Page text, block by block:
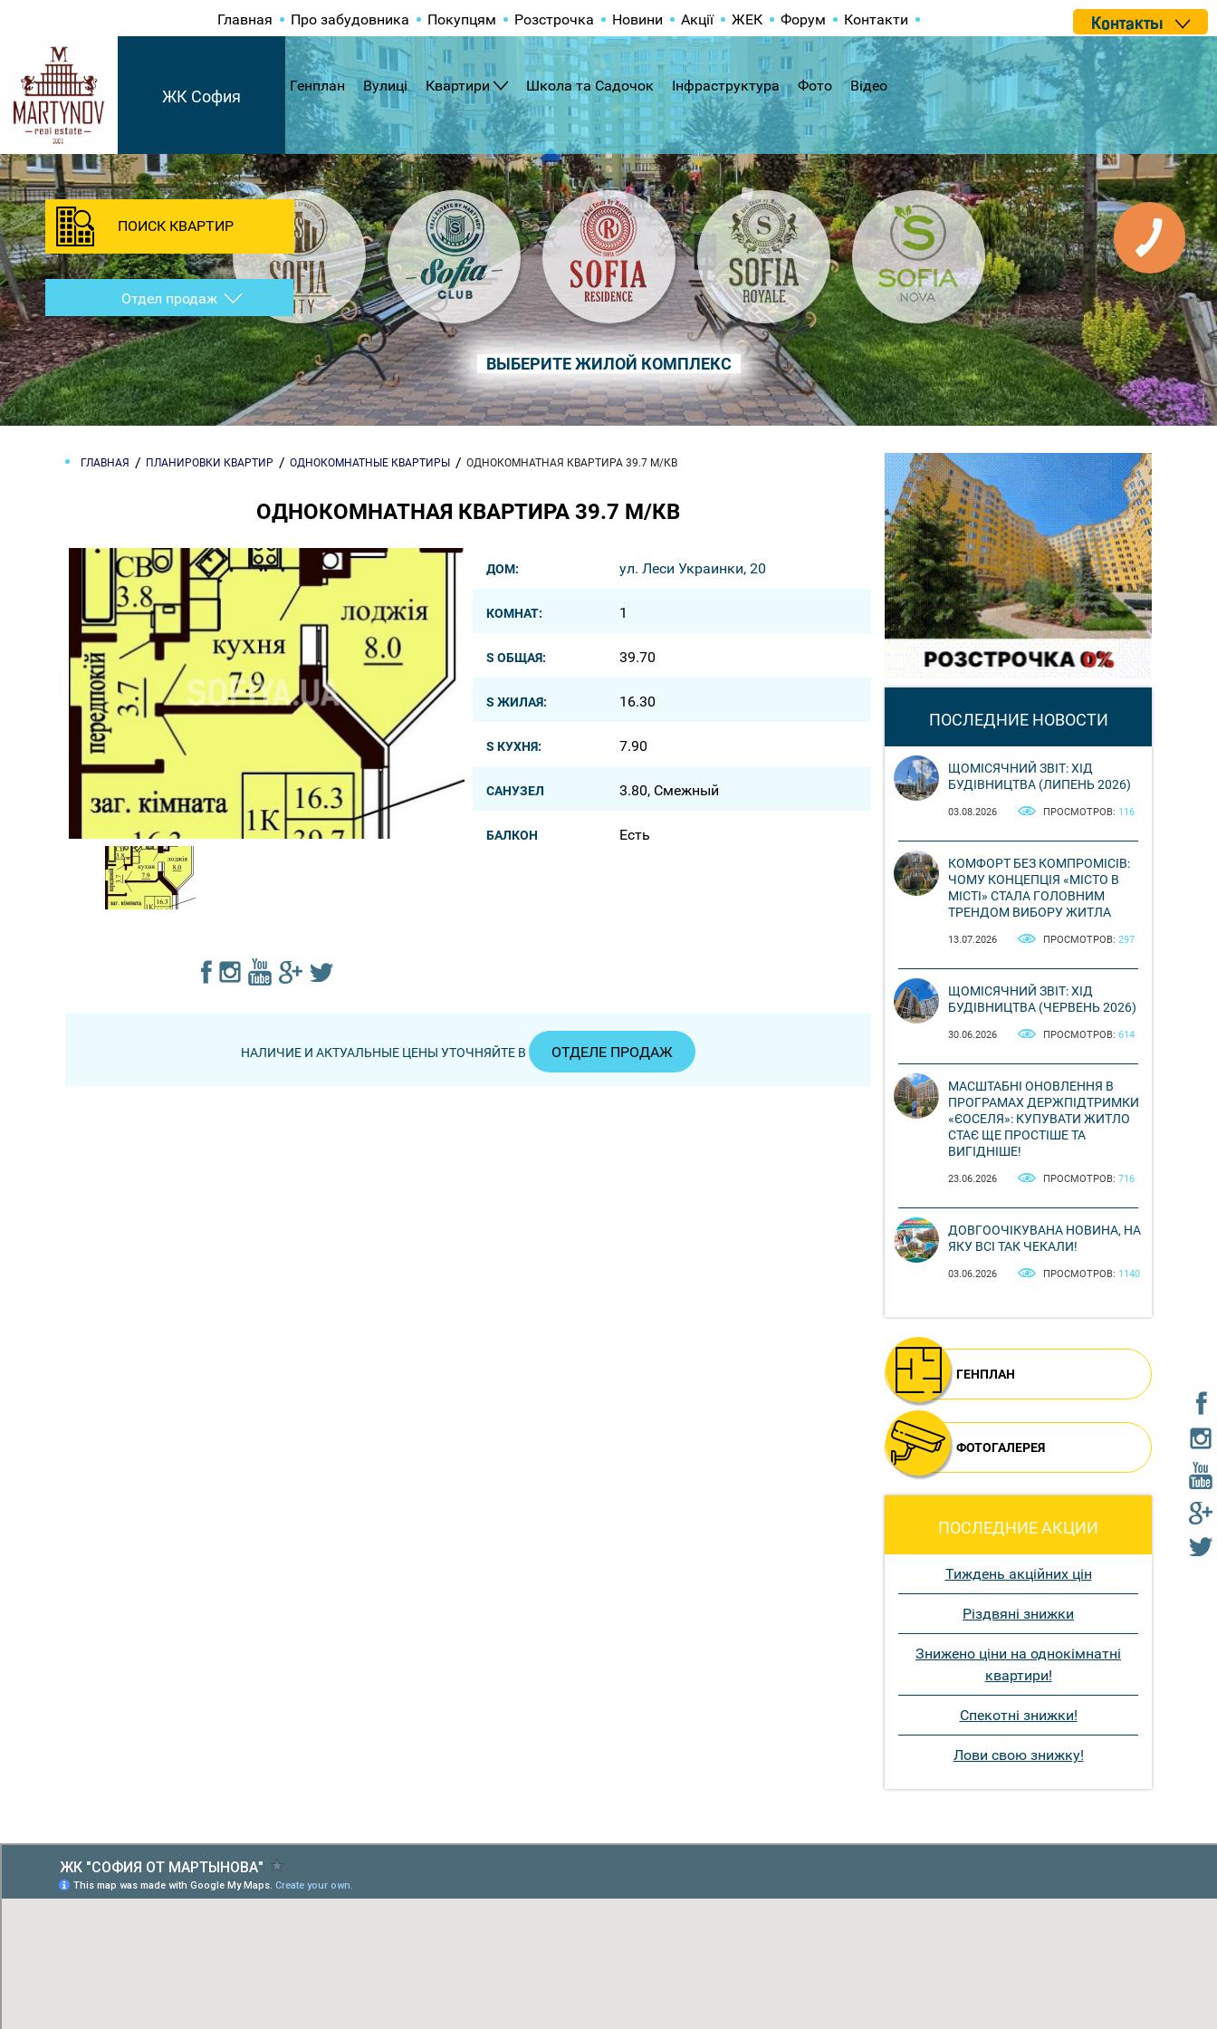
ВЫБЕРИТЕ ЖИЛОЙ КОМПЛЕКС
Главная Про забудовника Покупцям Розстрочка Новини Акції ЖЕК Форум Контакти Контакты
ЖК София
Генплан Вулиці Квартири Школа та Садочок Інфраструктура Фото Відео
ПОИСК КВАРТИР
Отдел продаж
ГЛАВНАЯ ПЛАНИРОВКИ КВАРТИР ОДНОКОМНАТНЫЕ КВАРТИРЫ ОДНОКОМНАТНАЯ КВАРТИРА 39.7 М/КВ
ОДНОКОМНАТНАЯ КВАРТИРА 39.7 М/КВ
ДОМ: ул. Леси Украинки, 20
КОМНАТ: 1
S ОБЩАЯ: 39.70
S ЖИЛАЯ: 16.30
S КУХНЯ: 7.90
САНУЗЕЛ 3.80, Смежный
БАЛКОН Есть
НАЛИЧИЕ И АКТУАЛЬНЫЕ ЦЕНЫ УТОЧНЯЙТЕ В ОТДЕЛЕ ПРОДАЖ
ПОСЛЕДНИЕ НОВОСТИ
ЩОМІСЯЧНИЙ ЗВІТ: ХІД
БУДІВНИЦТВА (ЛИПЕНЬ 2026)
03.08.2026 ПРОСМОТРОВ: 116
КОМФОРТ БЕЗ КОМПРОМІСІВ:
ЧОМУ КОНЦЕПЦІЯ «МІСТО В
МІСТІ» СТАЛА ГОЛОВНИМ
ТРЕНДОМ ВИБОРУ ЖИТЛА
13.07.2026 ПРОСМОТРОВ: 297
ЩОМІСЯЧНИЙ ЗВІТ: ХІД
БУДІВНИЦТВА (ЧЕРВЕНЬ 2026)
30.06.2026 ПРОСМОТРОВ: 614
МАСШТАБНІ ОНОВЛЕННЯ В
ПРОГРАМАХ ДЕРЖПІДТРИМКИ
«ЄОСЕЛЯ»: КУПУВАТИ ЖИТЛО
СТАЄ ЩЕ ПРОСТІШЕ ТА
ВИГІДНІШЕ!
23.06.2026 ПРОСМОТРОВ: 716
ДОВГООЧІКУВАНА НОВИНА, НА
ЯКУ ВСІ ТАК ЧЕКАЛИ!
03.06.2026 ПРОСМОТРОВ: 1140
ГЕНПЛАН
ФОТОГАЛЕРЕЯ
ПОСЛЕДНИЕ АКЦИИ
Тиждень акційних цін
Різдвяні знижки
Знижено ціни на однокімнатні
квартири!
Спекотні знижки!
Лови свою знижку!